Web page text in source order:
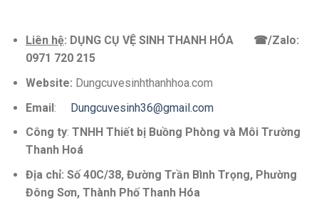
Liên hệ: DỤNG CỤ VỆ SINH THANH HÓA ☎/Zalo:
0971 720 215
Website: Dungcuvesinhthanhhoa.com
Email: Dungcuvesinh36@gmail.com
Công ty: TNHH Thiết bị Buồng Phòng và Môi Trường
Thanh Hoá
Địa chỉ: Số 40C/38, Đường Trần Bình Trọng, Phường
Đông Sơn, Thành Phố Thanh Hóa